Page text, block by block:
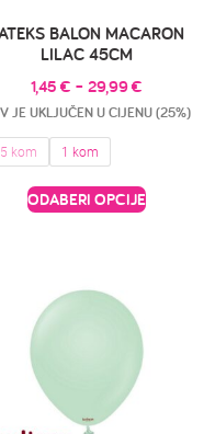
BALON MACARON
LILAC 45CM
1,45 € – 29,99€
JE UKLJUČEN U CIJENU (25%)
kom 1 kom
ODABERI OPCIJE